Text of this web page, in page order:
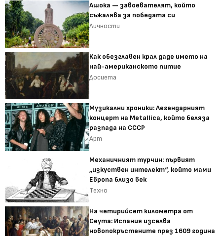
Ашока — завоевателят, който
съжалява за победата си
Личности
Как обезглавен крал даде името на
най-американското питие
Досиета
Музикални хроники: Легендарният
концерт на Metallica, който беляза
разпада на СССР
Арт
Механичният турчин: първият
„изкуствен интелект“, който мами
Европа близо век
Техно
На четирийсет километра от
Сеута: Испания изселва
новопокръстените през 1609 година